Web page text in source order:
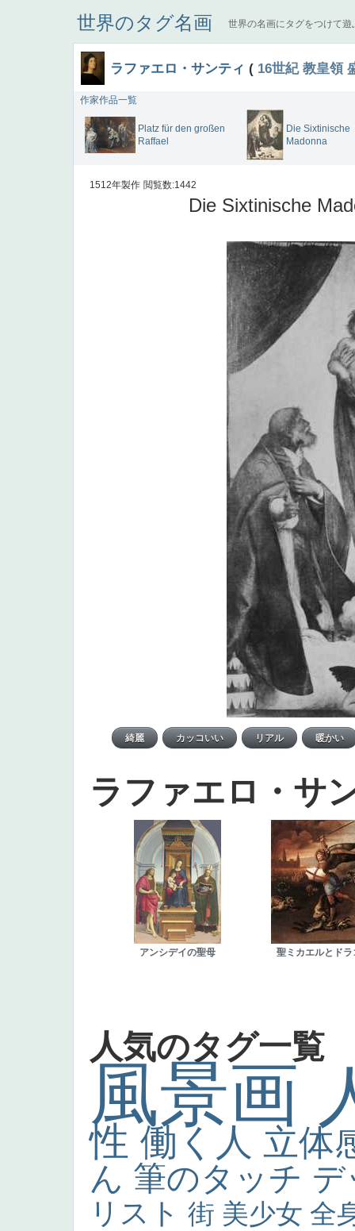
世界のタグ名画 世界の名画にタグをつけて遊
ラファエロ・サンティ ( 16世紀 教皇領
作家作品一覧
Platz für den großen
Raffael
Die Sixtinische
Madonna
1512年製作 閲覧数:1442
Die Sixtinische
ラファエロ・サ
アンシデイの聖母 聖ミカエルとドラ
人気のタグ一覧
風景画
性 働く人 立体
ん 筆のタッチ
リスト 街 美少女 全